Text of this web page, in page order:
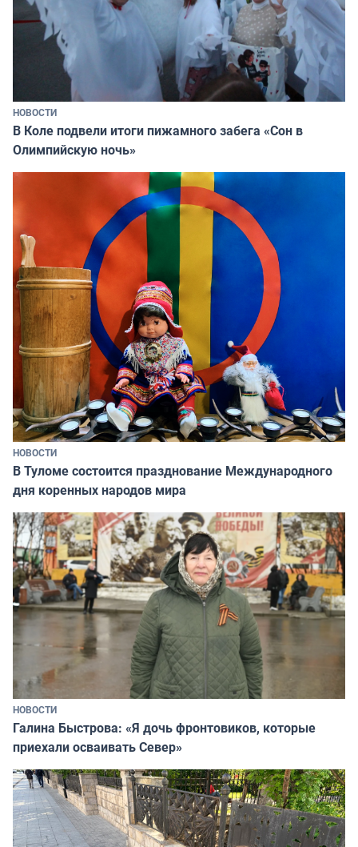
НОВОСТИ
В Коле подвели итоги пижамного забега «Сон в
Олимпийскую ночь»
НОВОСТИ
В Туломе состоится празднование Международного
дня коренных народов мира
НОВОСТИ
Галина Быстрова: «Я дочь фронтовиков, которые
приехали осваивать Север»